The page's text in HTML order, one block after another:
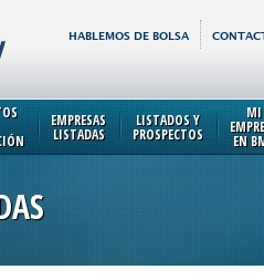
HABLEMOS DE BOLSA
EMPRESAS
LISTADAS
LISTADOS Y
PROSPECTOS
MI
EN